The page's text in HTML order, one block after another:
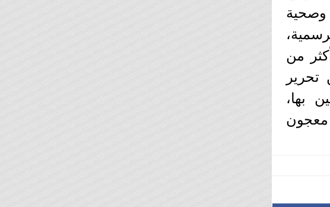
تموينية وصحية
من
بها،
ومصادرة 10 شكائر معجون